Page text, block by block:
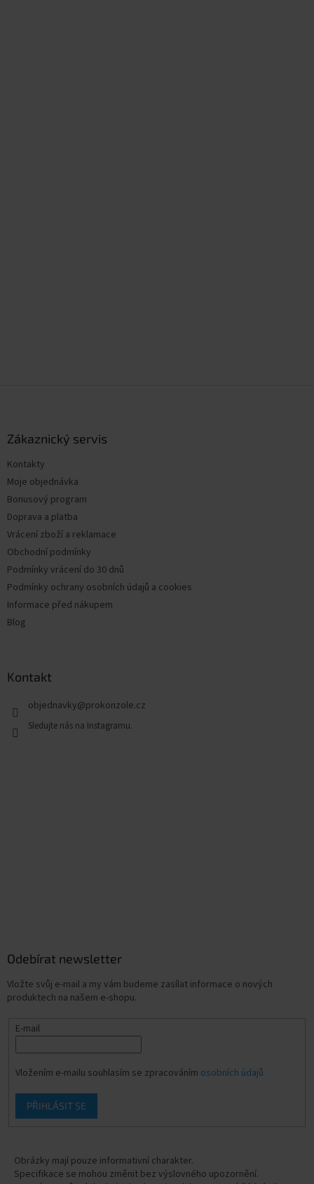
Zákaznický servis
Kontakty
Moje objednávka
Bonusový program
Doprava a platba
Vrácení zboží a reklamace
Obchodní podmínky
Podmínky vrácení do 30 dnů
Podmínky ochrany osobních údajů a cookies
Informace před nákupem
Blog
Kontakt
objednavky@prokonzole.cz
Odebírat newsletter
Vložte svůj e-mail a my vám budeme zasílat informace o nových
produktech na našem e-shopu.
E-mail
Vložením e-mailu souhlasím se zpracováním osobních údajů
PŘIHLÁSIT SE
Obrázky mají pouze informativní charakter.
Specifikace se mohou změnit bez výslovného upozornění.